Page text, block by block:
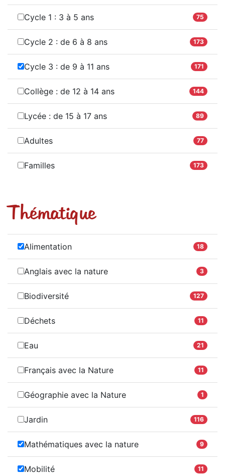
Cycle 1 : 3 à 5 ans 75
Cycle 2 : de 6 à 8 ans 173
Cycle 3 : de 9 à 11 ans 171
Collège : de 12 à 14 ans 144
Lycée : de 15 à 17 ans 89
Adultes 77
Familles 173
Thématique
Alimentation 18
Anglais avec la nature 3
Biodiversité 127
Déchets 11
Eau 21
Français avec la Nature 11
Géographie avec la Nature 1
Jardin 116
Mathématiques avec la nature 9
Mobilité 11